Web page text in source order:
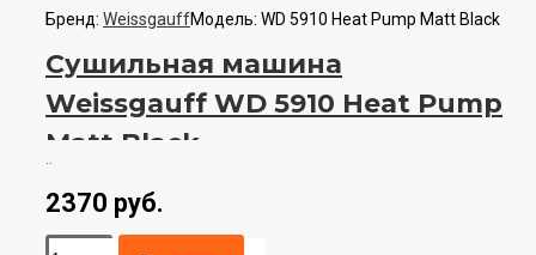
Бренд: WeissgauffМодель: WD 5910 Heat Pump Matt Black
Сушильная машина
Weissgauff WD 5910 Heat Pump
Matt Black
2370 руб.